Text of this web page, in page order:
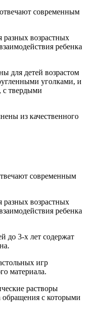
современным
разных возрастных
ребенка
для детей возрастом
уголками, и
с твердыми
из качественного
современным
возрастных
ребенка
до 3-х лет содержат
игр
материала.
растворы
с которыми